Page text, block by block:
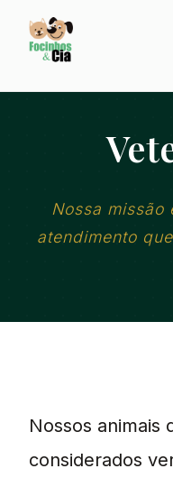
Nossa missão
atendimento
Nossos animais
considerados